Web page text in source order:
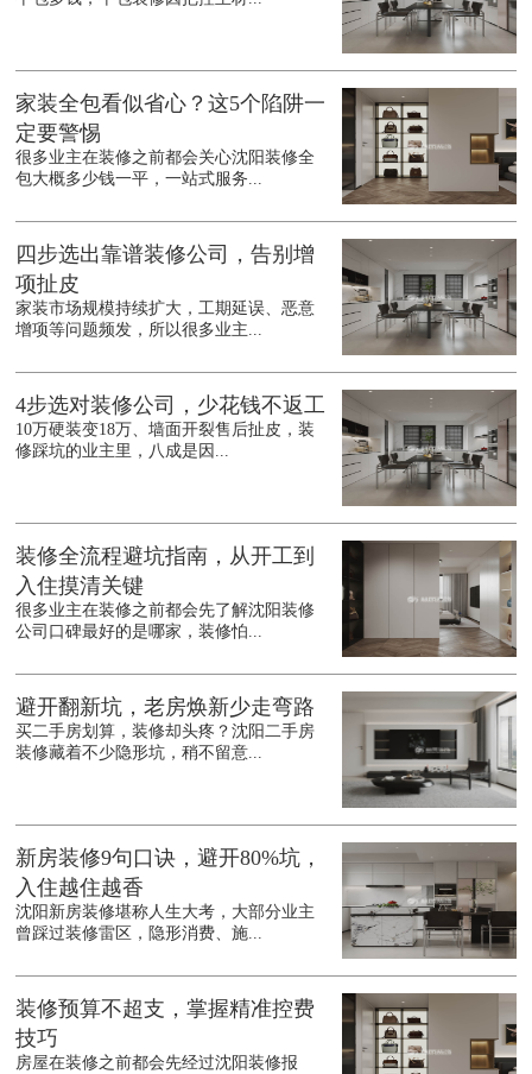
家装全包看似省心？这5个陷阱一
定要警惕
很多业主在装修之前都会关心沈阳装修全
包大概多少钱一平，一站式服务...
四步选出靠谱装修公司，告别增
项扯皮
家装市场规模持续扩大，工期延误、恶意
增项等问题频发，所以很多业主...
4步选对装修公司，少花钱不返工
10万硬装变18万、墙面开裂售后扯皮，装
修踩坑的业主里，八成是因...
装修全流程避坑指南，从开工到
入住摸清关键
很多业主在装修之前都会先了解沈阳装修
公司口碑最好的是哪家，装修怕...
避开翻新坑，老房焕新少走弯路
买二手房划算，装修却头疼？沈阳二手房
装修藏着不少隐形坑，稍不留意...
新房装修9句口诀，避开80%坑，
入住越住越香
沈阳新房装修堪称人生大考，大部分业主
曾踩过装修雷区，隐形消费、施...
装修预算不超支，掌握精准控费
技巧
房屋在装修之前都会先经过沈阳装修报